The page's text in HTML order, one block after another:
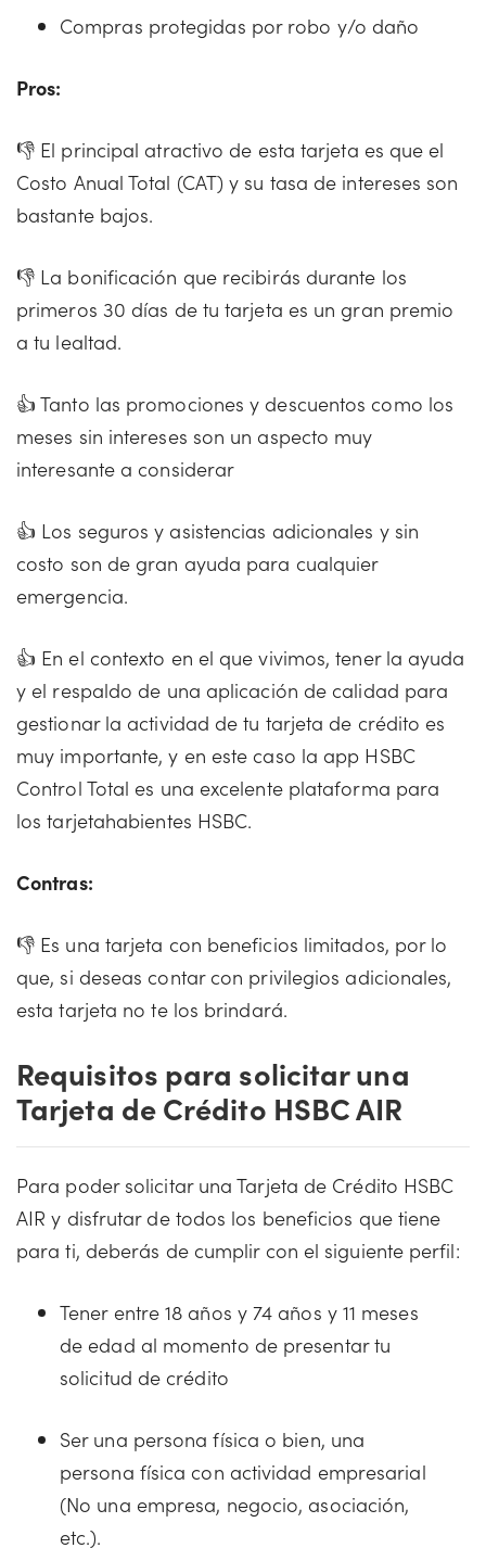
Compras protegidas por robo y/o daño
Pros:
👎 El principal atractivo de esta tarjeta es que el
Costo Anual Total (CAT) y su tasa de intereses son
bastante bajos.
👎 La bonificación que recibirás durante los
primeros 30 días de tu tarjeta es un gran premio
a tu lealtad.
👍 Tanto las promociones y descuentos como los
meses sin intereses son un aspecto muy
interesante a considerar
👍 Los seguros y asistencias adicionales y sin
costo son de gran ayuda para cualquier
emergencia.
👍 En el contexto en el que vivimos, tener la ayuda
y el respaldo de una aplicación de calidad para
gestionar la actividad de tu tarjeta de crédito es
muy importante, y en este caso la app HSBC
Control Total es una excelente plataforma para
los tarjetahabientes HSBC.
Contras:
👎 Es una tarjeta con beneficios limitados, por lo
que, si deseas contar con privilegios adicionales,
esta tarjeta no te los brindará.
Requisitos para solicitar una
Tarjeta de Crédito HSBC AIR
Para poder solicitar una Tarjeta de Crédito HSBC
AIR y disfrutar de todos los beneficios que tiene
para ti, deberás de cumplir con el siguiente perfil:
Tener entre 18 años y 74 años y 11 meses
de edad al momento de presentar tu
solicitud de crédito
Ser una persona física o bien, una
persona física con actividad empresarial
(No una empresa, negocio, asociación,
etc.).